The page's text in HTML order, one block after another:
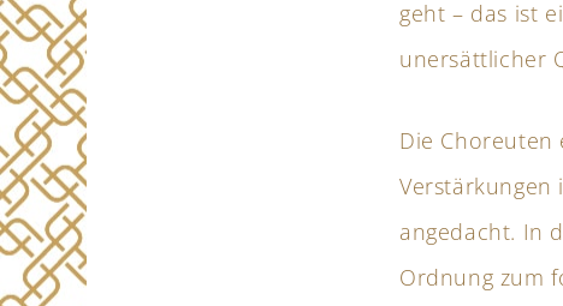
geht – das ist
unersättlicher
Die
Verstärkungen
angedacht. In
Ordnung zum